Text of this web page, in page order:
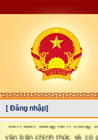
[ Đăng nhập]
"Văn bản đăng trên Công
văn bản chính thức và có